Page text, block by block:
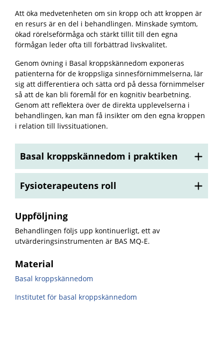
Att öka medvetenheten om sin kropp och att kroppen är
en resurs är en del i behandlingen. Minskade symtom,
ökad rörelseförmåga och stärkt tillit till den egna
förmågan leder ofta till förbättrad livskvalitet.
Genom övning i Basal kroppskännedom exponeras
patienterna för de kroppsliga sinnesförnimmelserna, lär
sig att differentiera och sätta ord på dessa förnimmelser
så att de kan bli föremål för en kognitiv bearbetning.
Genom att reflektera över de direkta upplevelserna i
behandlingen, kan man få insikter om den egna kroppen
i relation till livssituationen.
Basal kroppskännedom i praktiken
Fysioterapeutens roll
Uppföljning
Behandlingen följs upp kontinuerligt, ett av
utvärderingsinstrumenten är BAS MQ-E.
Material
Basal kroppskännedom
Institutet för basal kroppskännedom